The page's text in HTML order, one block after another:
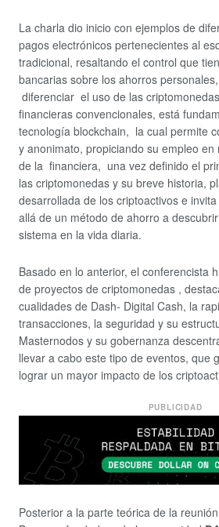
La charla dio inicio con ejemplos de
pagos electrónicos pertenecientes al
tradicional, resaltando el control que
bancarias sobre los ahorros
diferenciar el uso de las
financieras convencionales, está
tecnología blockchain, la cual permite
y anonimato, propiciando su empleo
de la financiera, una vez definido el
las criptomonedas y su breve historia,
desarrollada de los criptoactivos e
allá de un método de ahorro a
sistema en la vida diaria.
Basado en lo anterior, el conferencista
de proyectos de criptomonedas ,
cualidades de Dash- Digital Cash, la
transacciones, la seguridad y su
Masternodos y su gobernanza
llevar a cabo este tipo de eventos, que
lograr un mayor impacto de los
PUBLICIDAD
Posterior a la parte teórica de la